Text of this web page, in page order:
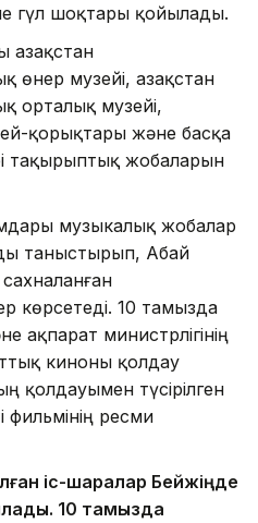
гүл шоқтары қойылады.
Қазақстан
өнер музейі, Қазақстан
орталық музейі,
қорықтары және басқа
тақырыптық жобаларын
музыкалық жобалар
таныстырып, Абай
көрсетеді. 10 тамызда
министрлігінің
киноны қолдау
қолдауымен түсірілген
фильмінің ресми
іс-шаралар Бейжіңде
10 тамызда